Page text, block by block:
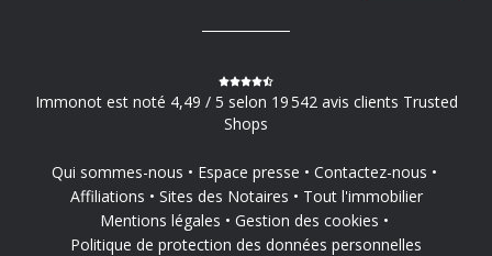
Immonot est noté 4,49 / 5 selon 19 542 avis clients Trusted
Shops
Qui sommes-nous Espace presse
Contactez-nous
Affiliations
Sites des Notaires
Tout l'immobilier
Mentions légales
Gestion des cookies
Politique de protection des données personnelles